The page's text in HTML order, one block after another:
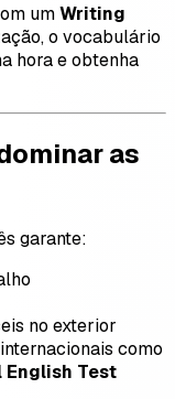
umWriting
o vocabulário
hora e obtenha
as
garante:
no exterior
como
Test